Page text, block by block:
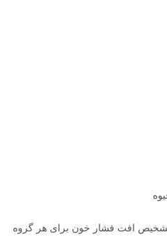
افت فشار خون برای هر گروه